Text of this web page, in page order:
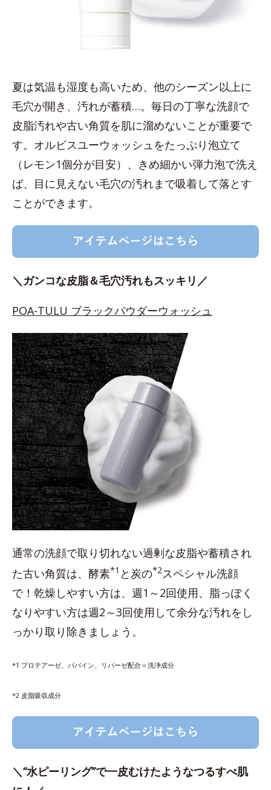
夏は気温も湿度も高いため、他のシーズン以上に
毛穴が開き、汚れが蓄積…。毎日の丁寧な洗顔で
皮脂汚れや古い角質を肌に溜めないことが重要で
す。オルビスユーウォッシュをたっぷり泡立て
（レモン1個分が目安）、きめ細かい弾力泡で洗え
ば、目に見えない毛穴の汚れまで吸着して落とす
ことができます。
＼ガンコな皮脂＆毛穴汚れもスッキリ／
POA-TULU ブラックパウダーウォッシュ
通常の洗顔で取り切れない過剰な皮脂や蓄積され
た古い角質は、酵素*1 と炭の*2 スペシャル洗顔
で！乾燥しやすい方は、週1～2回使用、脂っぽく
なりやすい方は週2～3回使用して余分な汚れをし
っかり取り除きましょう。
*1 プロテアーゼ、パパイン、リパーゼ配合＝洗浄成分
*2 皮脂吸収成分
＼“水ピーリング”で一皮むけたようなつるすべ肌